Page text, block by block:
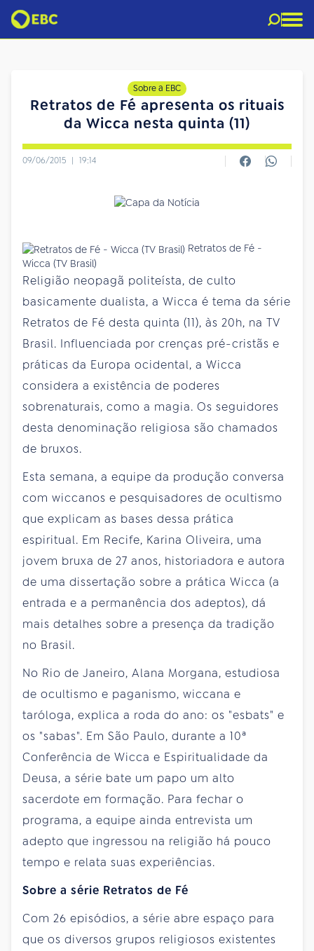
Sobre a EBC
Retratos de Fé apresenta os rituais
da Wicca nesta quinta (11)
09/06/2015 | 19:14
Retratos de Fé -
Wicca (TV Brasil)
Religião neopagã politeísta, de culto
basicamente dualista, a Wicca é tema da série
Retratos de Fé desta quinta (11), às 20h, na TV
Brasil. Influenciada por crenças pré-cristãs e
práticas da Europa ocidental, a Wicca
considera a existência de poderes
sobrenaturais, como a magia. Os seguidores
desta denominação religiosa são chamados
de bruxos.
Esta semana, a equipe da produção conversa
com wiccanos e pesquisadores de ocultismo
que explicam as bases dessa prática
espiritual. Em Recife, Karina Oliveira, uma
jovem bruxa de 27 anos, historiadora e autora
de uma dissertação sobre a prática Wicca (a
entrada e a permanência dos adeptos), dá
mais detalhes sobre a presença da tradição
no Brasil.
No Rio de Janeiro, Alana Morgana, estudiosa
de ocultismo e paganismo, wiccana e
taróloga, explica a roda do ano: os "esbats" e
os "sabas". Em São Paulo, durante a 10ª
Conferência de Wicca e Espiritualidade da
Deusa, a série bate um papo um alto
sacerdote em formação. Para fechar o
programa, a equipe ainda entrevista um
adepto que ingressou na religião há pouco
tempo e relata suas experiências.
Sobre a série Retratos de Fé
Com 26 episódios, a série abre espaço para
que os diversos grupos religiosos existentes